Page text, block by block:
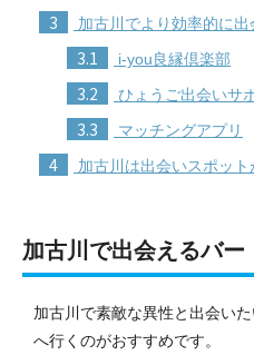
3 加古川でより効率的に
3.1 i-you良縁倶楽部
3.2 ひょうご出会いサ
3.3 マッチングアプリ
4 加古川は出会いスポット
加古川で出会えるバー
加古川で素敵な異性と出会い
へ行くのがおすすめです。